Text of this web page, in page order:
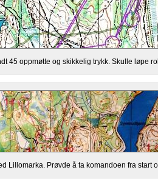
45 oppmøtte og skikkelig trykk. Skulle løpe
Lillomarka. Prøvde å ta komandoen fra start